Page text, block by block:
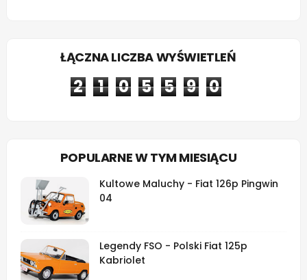
ŁĄCZNA LICZBA WYŚWIETLEŃ
2 1 0 5 5 9 0
POPULARNE W TYM MIESIĄCU
Kultowe Maluchy - Fiat 126p Pingwin
04
Legendy FSO - Polski Fiat 125p
Kabriolet